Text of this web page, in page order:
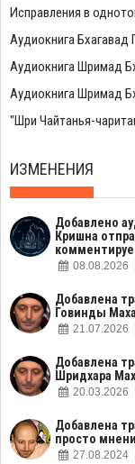
Исправления в
Аудиокнига Бхагавад
Аудиокнига Шримад
Аудиокнига Шримад
"Шри Чайтанья-
ИЗМЕНЕНИЯ
Добавлено
Кришна
08.08.2026
Добавлена
Говинды
21.07.2026
Добавлена
Шридхара
20.03.2026
Добавлена
просто
27.08.2024